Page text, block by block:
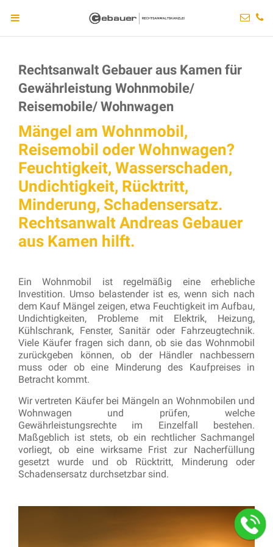
Rechtsanwalt Gebauer aus Kamen für
Gewährleistung Wohnmobile/
Reisemobile/ Wohnwagen
Mängel am Wohnmobil,
Reisemobil oder Wohnwagen?
Feuchtigkeit, Wasserschaden,
Undichtigkeit, Rücktritt,
Minderung, Schadensersatz.
Rechtsanwalt Andreas Gebauer
aus Kamen hilft.
Ein Wohnmobil ist regelmäßig eine erhebliche
Investition. Umso belastender ist es, wenn sich nach
dem Kauf Mängel zeigen, etwa Feuchtigkeit im Aufbau,
Undichtigkeiten, Probleme mit Elektrik, Heizung,
Kühlschrank, Fenster, Sanitär oder Fahrzeugtechnik.
Viele Käufer fragen sich dann, ob sie das Wohnmobil
zurückgeben können, ob der Händler nachbessern
muss oder ob eine Minderung des Kaufpreises in
Betracht kommt.
Wir vertreten Käufer bei Mängeln an Wohnmobilen und
Wohnwagen und prüfen, welche
Gewährleistungsrechte im Einzelfall bestehen.
Maßgeblich ist stets, ob ein rechtlicher Sachmangel
vorliegt, ob eine wirksame Frist zur Nacherfüllung
gesetzt wurde und ob Rücktritt, Minderung oder
Schadensersatz durchsetzbar sind.